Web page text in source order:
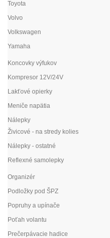
Toyota
Volvo
Volkswagen
Yamaha
Koncovky výfukov
Kompresor 12V/24V
Lakťové opierky
Meniče napätia
Nálepky
Živicové - na stredy kolies
Nálepky - ostatné
Reflexné samolepky
Organizér
Podložky pod ŠPZ
Popruhy a upínače
Poťah volantu
Prečerpávacie hadice